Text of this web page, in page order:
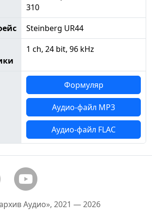
310
Steinberg UR44
1 ch, 24 bit, 96 kHz
Формуляр
Аудио-файл MP3
Аудио-файл FLAC
Аудио», 2021 — 2026